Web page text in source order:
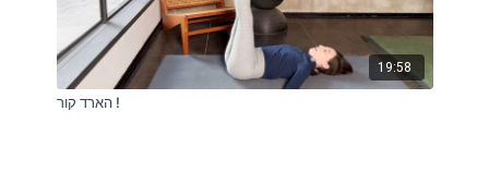
19:58
הארד קור !